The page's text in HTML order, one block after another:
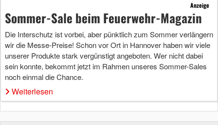
Anzeige
Sommer-Sale beim Feuerwehr-Magazin
Die Interschutz ist vorbei, aber pünktlich zum Sommer verlängern
wir die Messe-Preise! Schon vor Ort in Hannover haben wir viele
unserer Produkte stark vergünstigt angeboten. Wer nicht dabei
sein konnte, bekommt jetzt im Rahmen unseres Sommer-Sales
noch einmal die Chance.
Weiterlesen